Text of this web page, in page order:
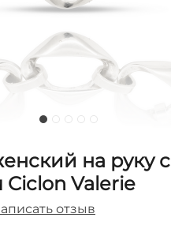
на руку с
Valerie
отзыв